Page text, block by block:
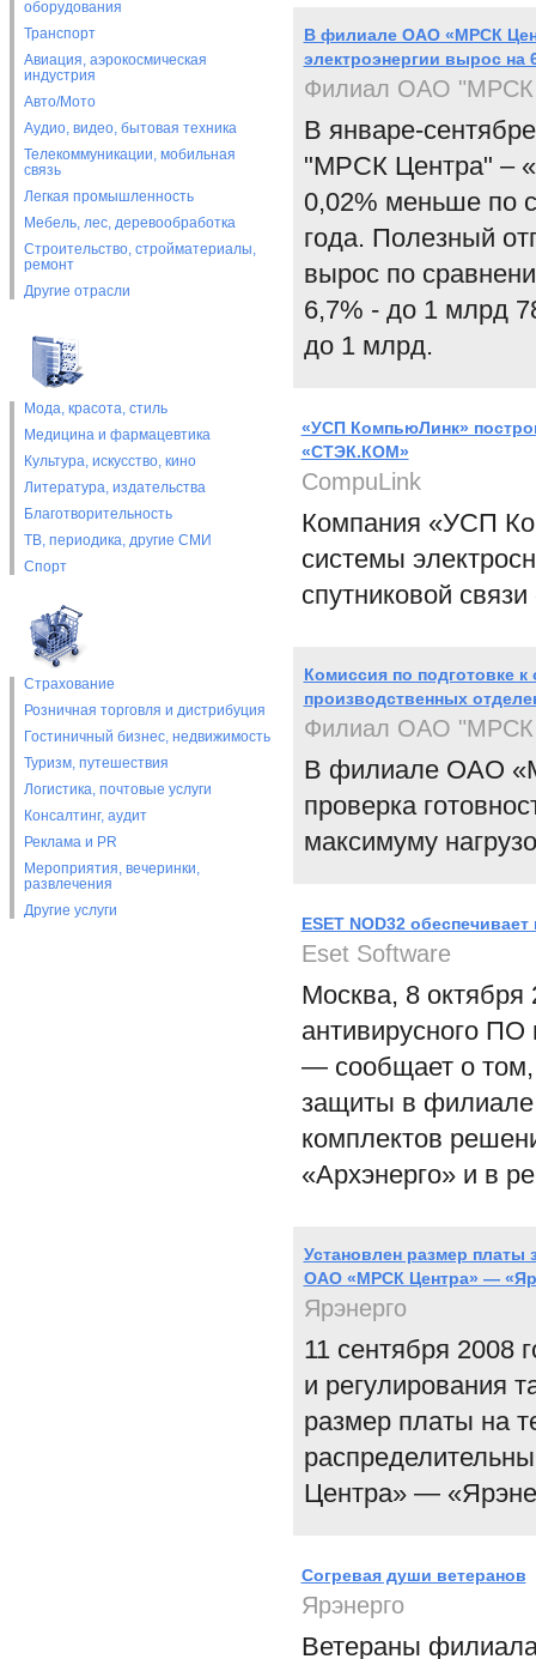
оборудования
Транспорт
Авиация, аэрокосмическая
индустрия
Авто/Мото
Аудио, видео, бытовая техника
Телекоммуникации, мобильная
связь
Легкая промышленность
Мебель, лес, деревообработка
Строительство, стройматериалы,
ремонт
Другие отрасли
Мода, красота, стиль
Медицина и фармацевтика
Культура, искусство, кино
Литература, издательства
Благотворительность
ТВ, периодика, другие СМИ
Спорт
Страхование
Розничная торговля и дистрибуция
Гостиничный бизнес, недвижимость
Туризм, путешествия
Логистика, почтовые услуги
Консалтинг, аудит
Реклама и PR
Мероприятия, вечеринки,
развлечения
Другие услуги
В филиале ОАО «МРСК
электроэнергии вырос на
Филиал ОАО "МРСК
В январе-
"МРСК Центра" –
0,02% меньше по
года. Полезный
вырос по
6,7% - до 1 млрд
до 1 млрд.
«УСП КомпьюЛинк»
«СТЭК.КОМ»
CompuLink
Компания «УСП
системы
спутниковой
Комиссия по подготовке к
производственных
Филиал ОАО "МРСК
В филиале ОАО
проверка
максимуму
ESET NOD32
Eset Software
Москва, 8
антивирусного
— сообщает о том,
защиты в
комплектов
«Архэнерго» и в
Установлен размер платы
ОАО «МРСК Центра» —
Ярэнерго
11 сентября 2008
и регулирования
размер платы на
Центра» —
Согревая души ветеранов
Ярэнерго
Ветераны